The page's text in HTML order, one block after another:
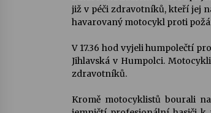
již v péči zdravotníků, kteří jej
havarovaný motocykl proti
V 17.36 hod vyjeli humpolečtí
Jihlavská v Humpolci.
zdravotníků.
Kromě motocyklistů bourali